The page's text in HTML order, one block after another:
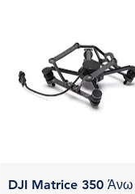
Γρήγορη προβολή
DJI Matrice 350 Άνω